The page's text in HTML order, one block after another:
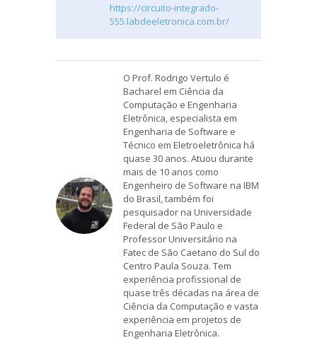
https://circuito-integrado-
555.labdeeletronica.com.br/
O Prof. Rodrigo Vertulo é
Bacharel em Ciência da
Computação e Engenharia
Eletrônica, especialista em
Engenharia de Software e
Técnico em Eletroeletrônica há
quase 30 anos. Atuou durante
mais de 10 anos como
Engenheiro de Software na IBM
do Brasil, também foi
pesquisador na Universidade
Federal de São Paulo e
Professor Universitário na
Fatec de São Caetano do Sul do
Centro Paula Souza. Tem
experiência profissional de
quase três décadas na área de
Ciência da Computação e vasta
experiência em projetos de
Engenharia Eletrônica.